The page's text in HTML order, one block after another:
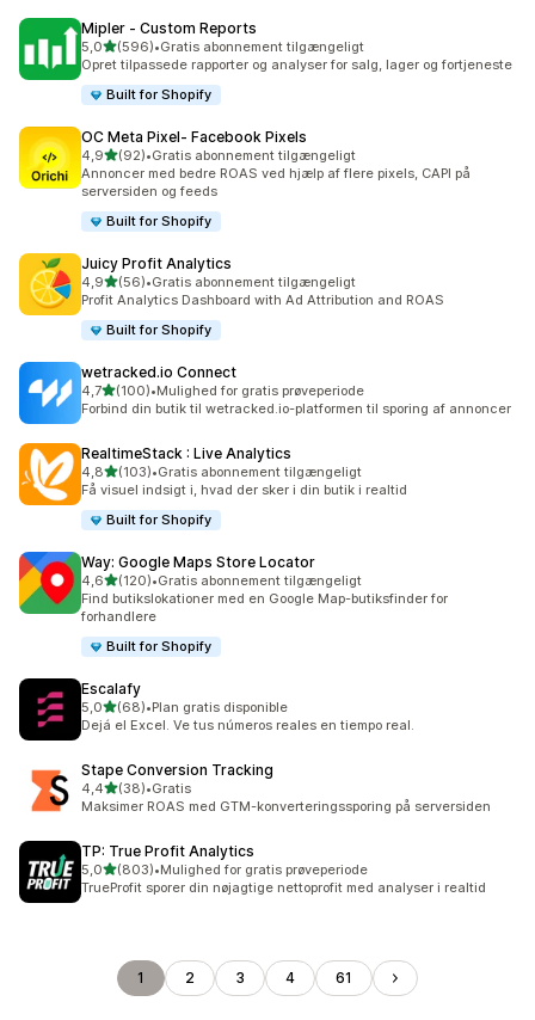
Mipler ‑ Custom Reports
5,0ud af 5 stjerner
(596)
596 anmeldelser i alt
•Gratis abonnement tilgængeligt
Opret tilpassede rapporter og analyser for salg, lager og fortjeneste
Built for Shopify
OC Meta Pixel‑ Facebook Pixels
4,9ud af 5 stjerner
(92)
92 anmeldelser i alt
•Gratis abonnement tilgængeligt
Annoncer med bedre ROAS ved hjælp af flere pixels, CAPI på
serversiden og feeds
Built for Shopify
Juicy Profit Analytics
4,9ud af 5 stjerner
(56)
56 anmeldelser i alt
•Gratis abonnement tilgængeligt
Profit Analytics Dashboard with Ad Attribution and ROAS
Built for Shopify
wetracked.io Connect
4,7ud af 5 stjerner
(100)
100 anmeldelser i alt
•Mulighed for gratis prøveperiode
Forbind din butik til wetracked.io-platformen til sporing af annoncer
RealtimeStack : Live Analytics
4,8ud af 5 stjerner
(103)
103 anmeldelser i alt
•Gratis abonnement tilgængeligt
Få visuel indsigt i, hvad der sker i din butik i realtid
Built for Shopify
Way: Google Maps Store Locator
4,6ud af 5 stjerner
(120)
120 anmeldelser i alt
•Gratis abonnement tilgængeligt
Find butikslokationer med en Google Map-butiksfinder for
forhandlere
Built for Shopify
Escalafy
5,0ud af 5 stjerner
(68)
68 anmeldelser i alt
•Plan gratis disponible
Dejá el Excel. Ve tus números reales en tiempo real.
Stape Conversion Tracking
4,4ud af 5 stjerner
(38)
38 anmeldelser i alt
•Gratis
Maksimer ROAS med GTM-konverteringssporing på serversiden
TP: True Profit Analytics
5,0ud af 5 stjerner
(803)
803 anmeldelser i alt
•Mulighed for gratis prøveperiode
TrueProfit sporer din nøjagtige nettoprofit med analyser i realtid
1 2 3 4 61